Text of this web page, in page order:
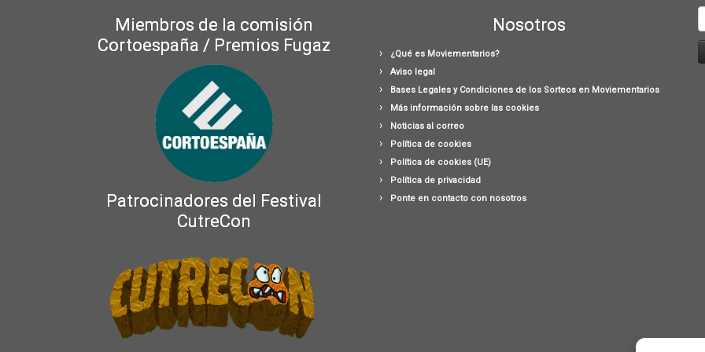
Miembros de la comisión
Cortoespaña / Premios Fugaz
Patrocinadores del Festival
CutreCon
Nosotros
¿Qué es Moviementarios?
Aviso legal
Bases Legales y Condiciones de los Sorteos en Moviementarios
Más información sobre las cookies
Noticias al correo
Política de cookies
Política de cookies (UE)
Política de privacidad
Ponte en contacto con nosotros